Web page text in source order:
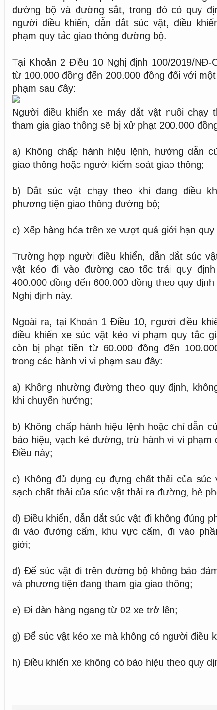
đường bộ và đường sắt, trong đó có quy
người điều khiển, dẫn dắt súc vật, điều
phạm quy tắc giao thông đường bộ.
Tại Khoản 2 Điều 10 Nghị định 100/2019/NĐ-
từ 100.000 đồng đến 200.000 đồng đối với
phạm sau đây:
Người điều khiển xe máy dắt vật nuôi chạy
tham gia giao thông sẽ bị xử phạt 200.000
a) Không chấp hành hiệu lệnh, hướng dẫn
giao thông hoặc người kiểm soát giao thông;
b) Dắt súc vật chạy theo khi đang điều
phương tiện giao thông đường bộ;
c) Xếp hàng hóa trên xe vượt quá giới hạn quy
Trường hợp người điều khiển, dẫn dắt súc
vật kéo đi vào đường cao tốc trái quy
400.000 đồng đến 600.000 đồng theo quy
Nghị định này.
Ngoài ra, tại Khoản 1 Điều 10, người điều
điều khiển xe súc vật kéo vi phạm quy tắc
còn bị phạt tiền từ 60.000 đồng đến
trong các hành vi vi phạm sau đây:
a) Không nhường đường theo quy định,
khi chuyển hướng;
b) Không chấp hành hiệu lệnh hoặc chỉ dẫn
báo hiệu, vạch kẻ đường, trừ hành vi vi phạm
Điều này;
c) Không đủ dụng cụ đựng chất thải của súc
sạch chất thải của súc vật thải ra đường, hè
d) Điều khiển, dẫn dắt súc vật đi không đúng
đi vào đường cấm, khu vực cấm, đi vào
giới;
đ) Để súc vật đi trên đường bộ không bảo
và phương tiện đang tham gia giao thông;
e) Đi dàn hàng ngang từ 02 xe trở lên;
g) Để súc vật kéo xe mà không có người điều
h) Điều khiển xe không có báo hiệu theo quy